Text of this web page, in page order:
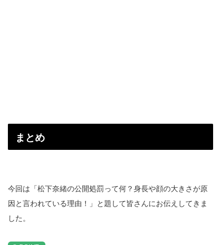
まとめ
今回は「松下奈緒の公開処罰って何？身長や顔の大きさが原
因と言われている理由！」と題して皆さんにお伝えしてきま
した。